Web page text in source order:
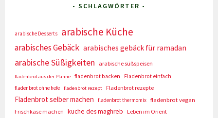
- SCHLAGWÖRTER -
arabische Desserts arabische Küche
arabisches Gebäck arabisches gebäck für ramadan
arabische Süßigkeiten arabische süßspeisen
fladenbrot aus der Pfanne fladenbrot backen
Fladenbrot einfach
fladenbrot ohne hefe
fladenbrot rezept Fladenbrot rezepte
Fladenbrot selber machen fladenbrot thermomix fladenbrot vegan
Frischkäse machen
küche des maghreb
Leben im Orient